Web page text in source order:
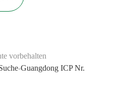
vorbehalten
-Guangdong ICP Nr.